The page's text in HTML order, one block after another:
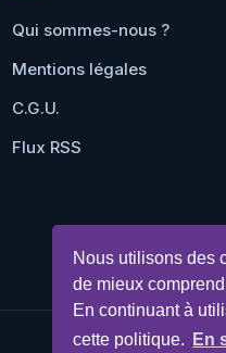
Nous utilisons des
de mieux
En continuant à
cette politique.
En
Qui sommes-nous ?
Mentions légales
C.G.U.
Flux RSS